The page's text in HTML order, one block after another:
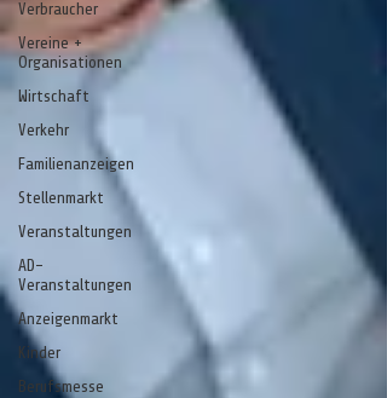
Verbraucher
Vereine +
Organisationen
Wirtschaft
Verkehr
Familienanzeigen
Stellenmarkt
Veranstaltungen
AD-
Veranstaltungen
Anzeigenmarkt
Kinder
Berufsmesse